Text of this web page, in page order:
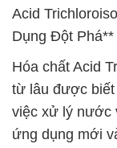
Acid
Dụng Đột Phá**
Hóa chất Acid
từ lâu được biết
việc xử lý nước
ứng dụng mới